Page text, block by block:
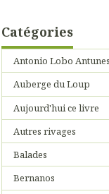
Catégories
Antonio Lobo Antunes
Auberge du Loup
Aujourd'hui ce livre
Autres rivages
Balades
Bernanos